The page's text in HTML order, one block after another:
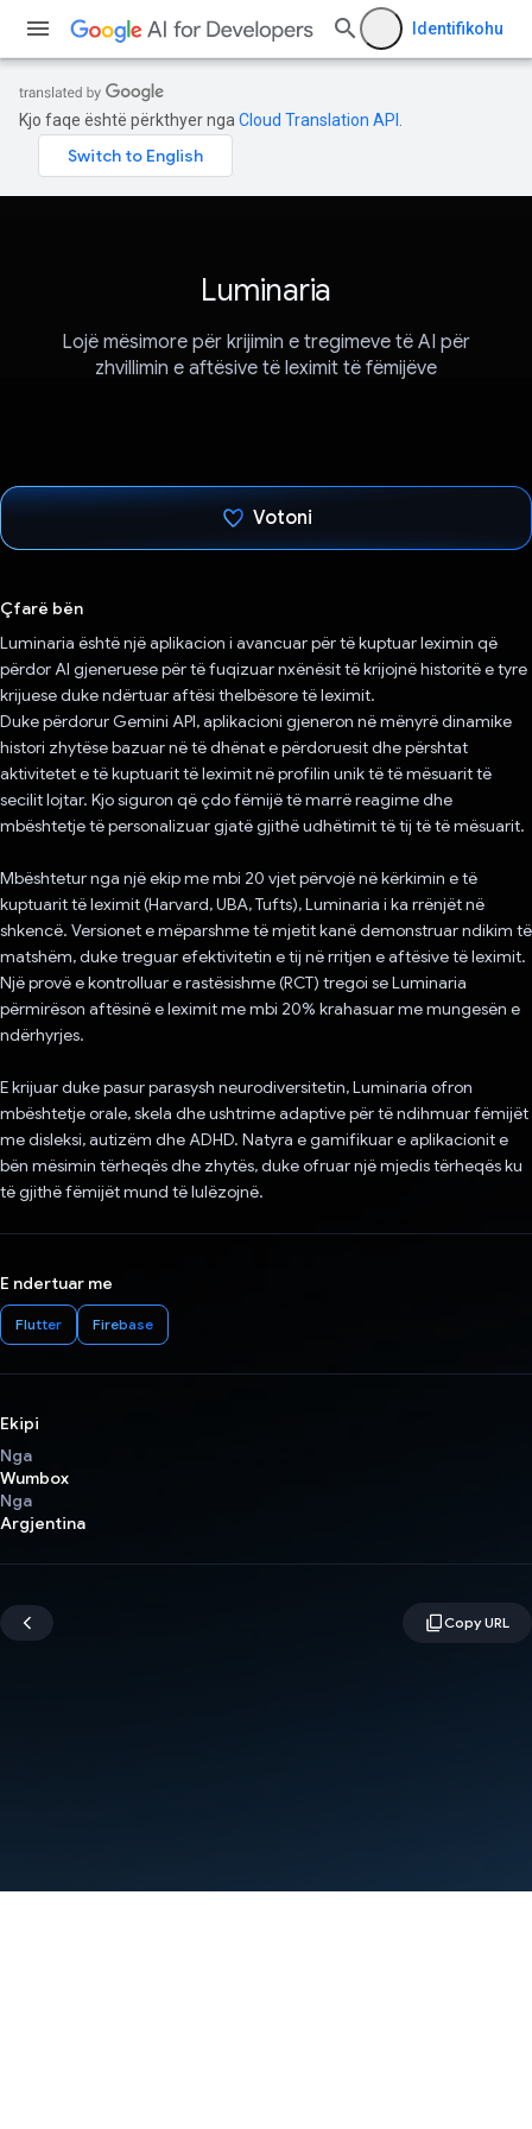
Identifikohu
Kjo faqe është përkthyer nga Cloud Translation API
Luminaria
Lojë mësimore për krijimin e tregimeve të AI për
zhvillimin e aftësive të leximit të fëmijëve
Votoni
Çfarë bën
Luminaria është një aplikacion i avancuar për të kuptuar leximin që
përdor AI gjeneruese për të fuqizuar nxënësit të krijojnë historitë e tyre
krijuese duke ndërtuar aftësi thelbësore të leximit.
Duke përdorur Gemini API, aplikacioni gjeneron në mënyrë dinamike
histori zhytëse bazuar në të dhënat e përdoruesit dhe përshtat
aktivitetet e të kuptuarit të leximit në profilin unik të të mësuarit të
secilit lojtar. Kjo siguron që çdo fëmijë të marrë reagime dhe
mbështetje të personalizuar gjatë gjithë udhëtimit të tij të të mësuarit.
Mbështetur nga një ekip me mbi 20 vjet përvojë në kërkimin e të
kuptuarit të leximit (Harvard, UBA, Tufts), Luminaria i ka rrënjët në
shkencë. Versionet e mëparshme të mjetit kanë demonstruar ndikim të
matshëm, duke treguar efektivitetin e tij në rritjen e aftësive të leximit.
Një provë e kontrolluar e rastësishme (RCT) tregoi se Luminaria
përmirëson aftësinë e leximit me mbi 20% krahasuar me mungesën e
ndërhyrjes.
E krijuar duke pasur parasysh neurodiversitetin, Luminaria ofron
mbështetje orale, skela dhe ushtrime adaptive për të ndihmuar fëmijët
me disleksi, autizëm dhe ADHD. Natyra e gamifikuar e aplikacionit e
bën mësimin tërheqës dhe zhytës, duke ofruar një mjedis tërheqës ku
të gjithë fëmijët mund të lulëzojnë.
E ndertuar me
Flutter Firebase
Ekipi
Nga
Wumbox
Nga
Argjentina